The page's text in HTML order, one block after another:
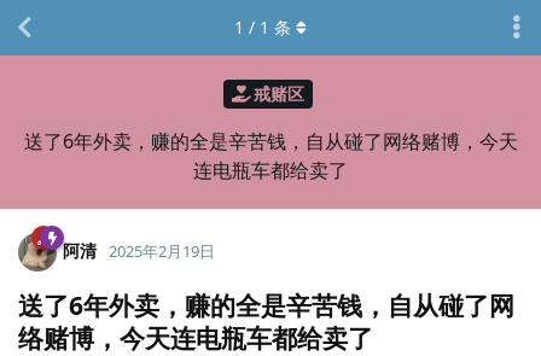
戒赌区
送了6年外卖，赚的全是辛苦钱，自从碰了网络赌博，今天
连电瓶车都给卖了
1 / 1 条
阿清 2025年2月19日
送了6年外卖，赚的全是辛苦钱，自从碰了网
络赌博，今天连电瓶车都给卖了